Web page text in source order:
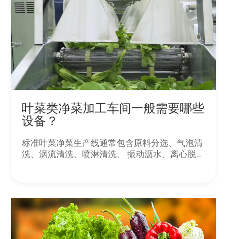
叶菜类净菜加工车间一般需要哪些
设备？
标准叶菜净菜生产线通常包含原料分选、气泡清
洗、涡流清洗、喷淋清洗、 振动沥水、离心脱